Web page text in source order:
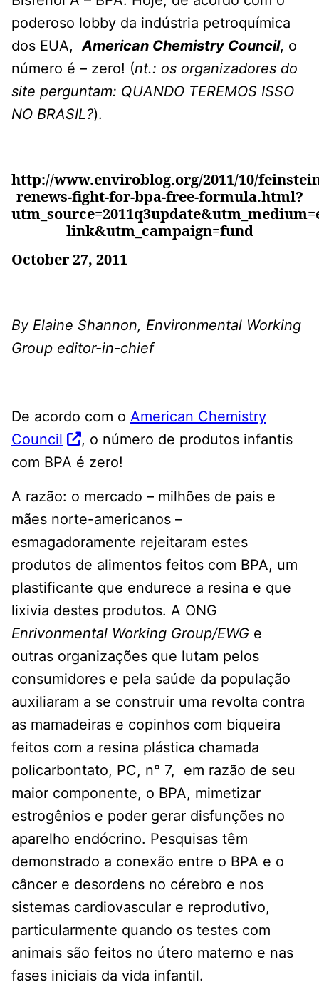
poderoso lobby da indústria petroquímica
dos EUA,American Chemistry Council, o
número é – zero! (nt.: os organizadores do
site perguntam: QUANDO TEREMOS ISSO
NO BRASIL?).
http://www.enviroblog.org/2011/10/
renews-fight-for-bpa-free-formula.html?
link&utm_campaign=fund
October 27, 2011
By Elaine Shannon, Environmental Working
Group editor-in-chief
De acordo com o American Chemistry
Council
, o número de produtos infantis
com BPA é zero!
A razão: o mercado – milhões de pais e
mães norte-americanos –
esmagadoramente rejeitaram estes
produtos de alimentos feitos com BPA, um
plastificante que endurece a resina e que
lixivia destes produtos. A ONG
Enrivonmental Working Group/EWG e
outras organizações que lutam pelos
consumidores e pela saúde da população
auxiliaram a se construir uma revolta contra
as mamadeiras e copinhos com biqueira
feitos com a resina plástica chamada
policarbontato, PC, n° 7, em razão de seu
maior componente, o BPA, mimetizar
estrogênios e poder gerar disfunções no
aparelho endócrino. Pesquisas têm
demonstrado a conexão entre o BPA e o
câncer e desordens no cérebro e nos
sistemas cardiovascular e reprodutivo,
particularmente quando os testes com
animais são feitos no útero materno e nas
fases iniciais da vida infantil.